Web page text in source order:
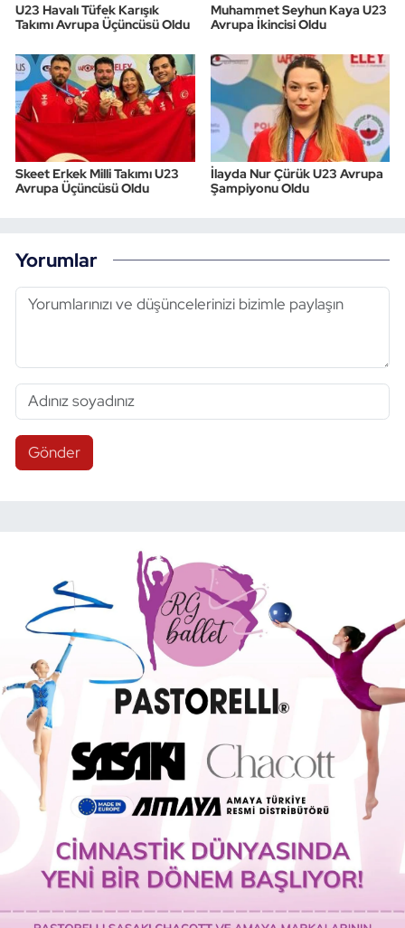
U23 Havalı Tüfek Karışık
Takımı Avrupa Üçüncüsü Oldu
Muhammet Seyhun Kaya U23
Avrupa İkincisi Oldu
Skeet Erkek Milli Takımı U23
Avrupa Üçüncüsü Oldu
İlayda Nur Çürük U23 Avrupa
Şampiyonu Oldu
Yorumlar
Gönder